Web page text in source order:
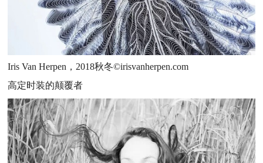
Iris Van Herpen，2018秋冬©irisvanherpen.com
高定时装的颠覆者